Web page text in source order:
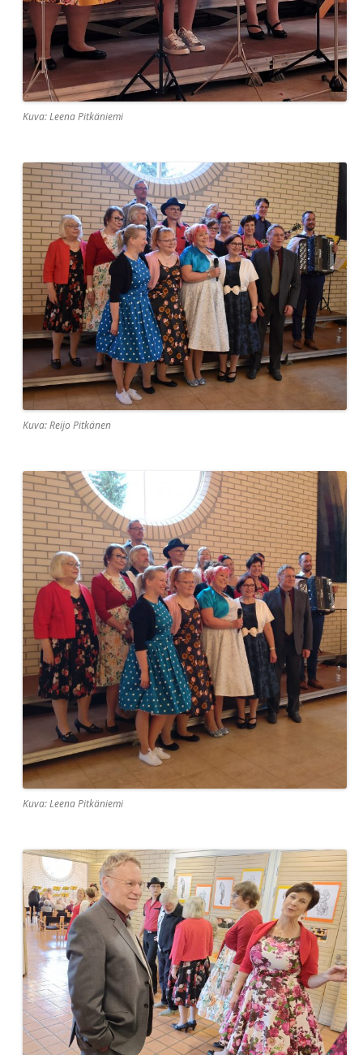
Kuva: Leena Pitkäniemi
Kuva: Reijo Pitkänen
Kuva: Leena Pitkäniemi